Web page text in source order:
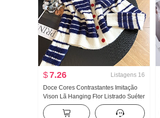
$7.26 Listagens 16
Doce Cores Contrastantes Imitação
Vison Lã Hanging Flor Listrado Suéter
Efeito emagrecedor Gola V Gola Polo
Renda Malha Cardigã